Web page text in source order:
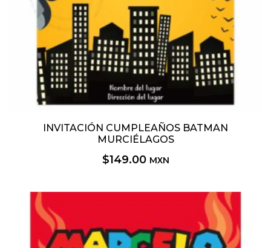
INVITACIÓN CUMPLEAÑOS BATMAN
MURCIÉLAGOS
$149.00 MXN